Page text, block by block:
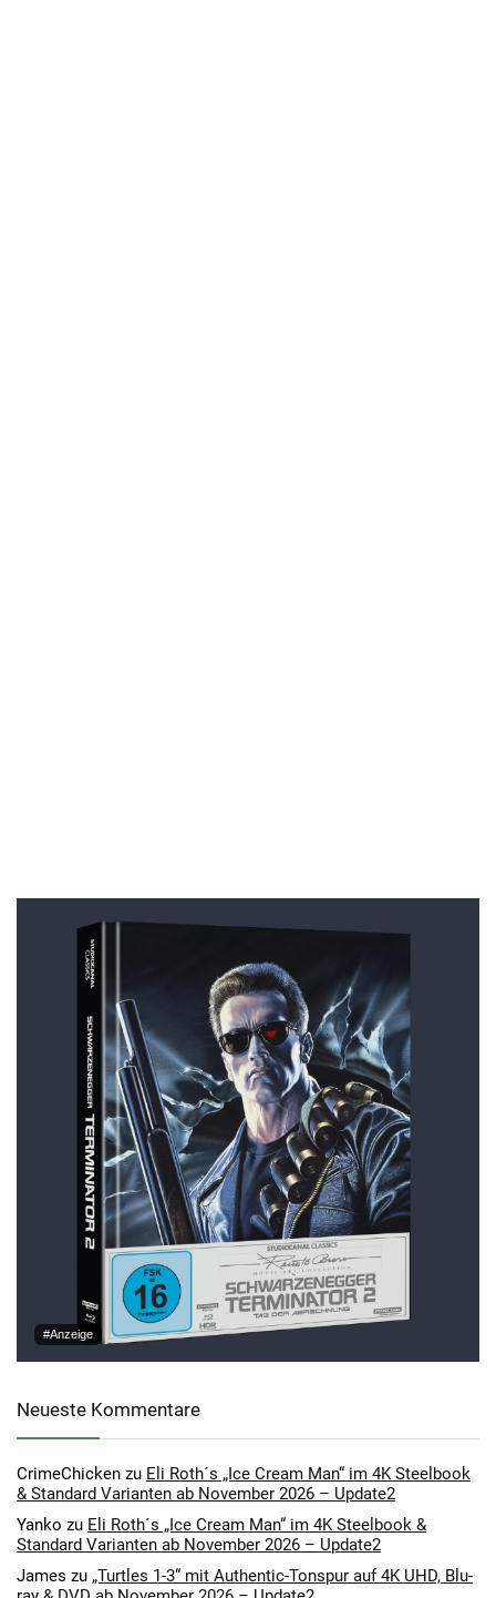
#Anzeige
Neueste Kommentare
CrimeChicken zu Eli Roth´s „Ice Cream Man“ im 4K Steelbook
& Standard Varianten ab November 2026 – Update2
Yanko zu Eli Roth´s „Ice Cream Man“ im 4K Steelbook &
Standard Varianten ab November 2026 – Update2
James zu „Turtles 1-3“ mit Authentic-Tonspur auf 4K UHD, Blu-